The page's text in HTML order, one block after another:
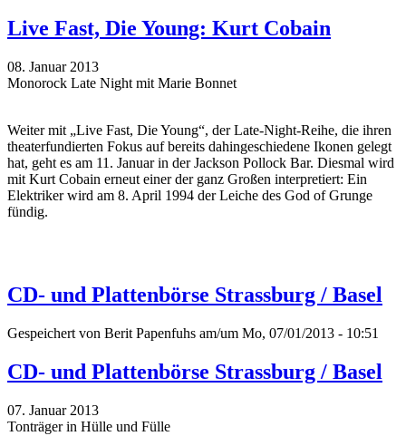
Live Fast, Die Young: Kurt Cobain
08. Januar 2013
Monorock Late Night mit Marie Bonnet
Weiter mit „Live Fast, Die Young“, der Late-Night-Reihe, die ihren
theaterfundierten Fokus auf bereits dahingeschiedene Ikonen gelegt
hat, geht es am 11. Januar in der Jackson Pollock Bar. Diesmal wird
mit Kurt Cobain erneut einer der ganz Großen interpretiert: Ein
Elektriker wird am 8. April 1994 der Leiche des God of Grunge
fündig.
CD- und Plattenbörse Strassburg / Basel
Gespeichert von Berit Papenfuhs am/um Mo, 07/01/2013 - 10:51
CD- und Plattenbörse Strassburg / Basel
07. Januar 2013
Tonträger in Hülle und Fülle